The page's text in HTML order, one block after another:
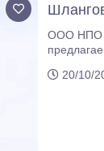
ООО НПО
доставим
20/10/